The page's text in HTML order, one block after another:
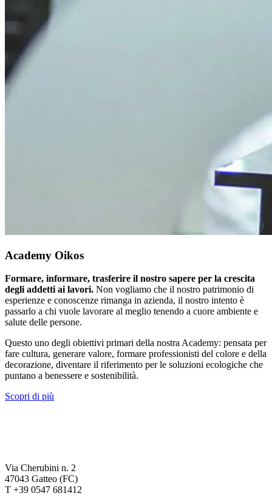
Academy Oikos
Formare, informare, trasferire il nostro sapere per la crescita
degli addetti ai lavori. Non vogliamo che il nostro patrimonio di
esperienze e conoscenze rimanga in azienda, il nostro intento è
passarlo a chi vuole lavorare al meglio tenendo a cuore ambiente e
salute delle persone.
Questo uno degli obiettivi primari della nostra Academy: pensata per
fare cultura, generare valore, formare professionisti del colore e della
decorazione, diventare il riferimento per le soluzioni ecologiche che
puntano a benessere e sostenibilità.
Scopri di più
Via Cherubini n. 2
47043 Gatteo (FC)
T +39 0547 681412